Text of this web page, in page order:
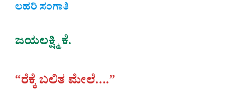
ಲಹರಿ ಸಂಗಾತಿ
ಜಯಲಕ್ಷ್ಮಿ ಕೆ.
“ರೆಕ್ಕೆ ಬಲಿತ ಮೇಲೆ….”